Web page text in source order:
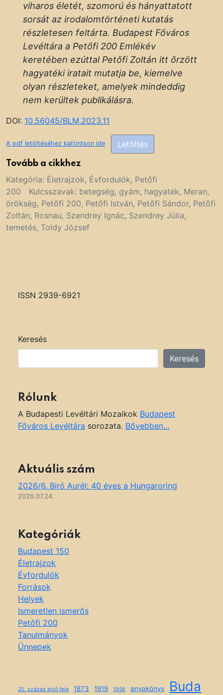
viharos életét, szomorú és hányattatott
sorsát az irodalomtörténeti kutatás
részletesen feltárta. Budapest Főváros
Levéltára a Petőfi 200 Emlékév
keretében ezúttal Petőfi Zoltán itt őrzött
hagyatéki iratait mutatja be, kiemelve
olyan részleteket, amelyek mindeddig
nem kerültek publikálásra.
DOI: 10.56045/BLM.2023.11
A pdf letöltéséhez kattintson ide Letöltés
Tovább a cikkhez
Kategória: Életrajzok, Évfordulók, Petőfi
200
Kulcsszavak: betegség, gyám, hagyaték, Meran,
örökség, Petőfi 200, Petőfi István, Petőfi Sándor, Petőfi
Zoltán, Rosnau, Szendrey Ignác, Szendrey Júlia,
temetés, Toldy József
ISSN 2939-6921
Keresés
Keresés
Rólunk
A Budapesti Levéltári Mozaikok Budapest
Főváros Levéltára sorozata. Bővebben...
Aktuális szám
2026/6. Biró Aurél: 40 éves a Hungaroring
2026.07.24.
Kategóriák
Budapest 150
Életrajzok
Évfordulók
Források
Helyek
Ismeretlen ismerős
Petőfi 200
Tanulmányok
Ünnepek
20. század első fele 1873 1919 1956 anyakönyv Buda